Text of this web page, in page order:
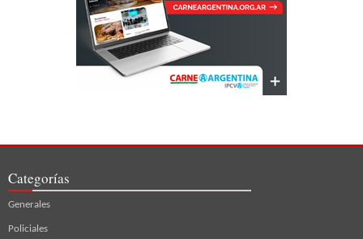
Categorías
Generales
Policiales